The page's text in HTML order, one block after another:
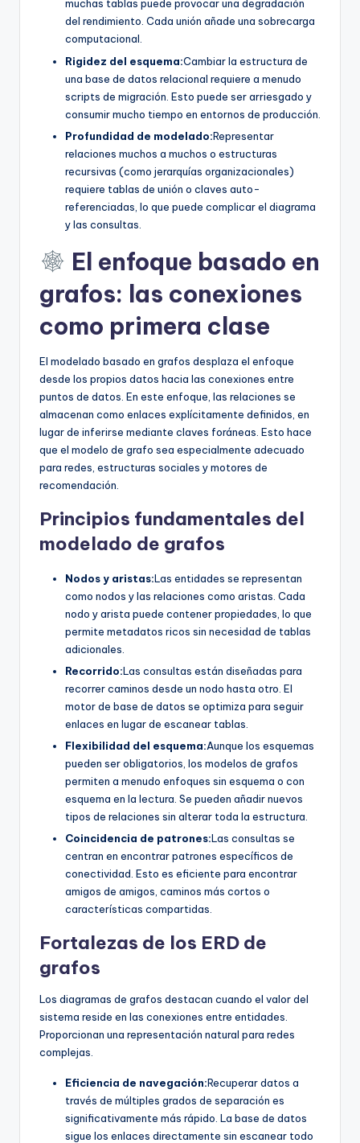
muchas tablas puede provocar una degradación
del rendimiento. Cada unión añade una sobrecarga
computacional.
Rigidez del esquema:Cambiar la estructura de
una base de datos relacional requiere a menudo
scripts de migración. Esto puede ser arriesgado y
consumir mucho tiempo en entornos de producción.
Profundidad de modelado:Representar
relaciones muchos a muchos o estructuras
recursivas (como jerarquías organizacionales)
requiere tablas de unión o claves auto-
referenciadas, lo que puede complicar el diagrama
y las consultas.
El enfoque basado en
grafos: las conexiones
como primera clase
El modelado basado en grafos desplaza el enfoque
desde los propios datos hacia las conexiones entre
puntos de datos. En este enfoque, las relaciones se
almacenan como enlaces explícitamente definidos, en
lugar de inferirse mediante claves foráneas. Esto hace
que el modelo de grafo sea especialmente adecuado
para redes, estructuras sociales y motores de
recomendación.
Principios fundamentales del
modelado de grafos
Nodos y aristas:Las entidades se representan
como nodos y las relaciones como aristas. Cada
nodo y arista puede contener propiedades, lo que
permite metadatos ricos sin necesidad de tablas
adicionales.
Recorrido:Las consultas están diseñadas para
recorrer caminos desde un nodo hasta otro. El
motor de base de datos se optimiza para seguir
enlaces en lugar de escanear tablas.
Flexibilidad del esquema:Aunque los esquemas
pueden ser obligatorios, los modelos de grafos
permiten a menudo enfoques sin esquema o con
esquema en la lectura. Se pueden añadir nuevos
tipos de relaciones sin alterar toda la estructura.
Coincidencia de patrones:Las consultas se
centran en encontrar patrones específicos de
conectividad. Esto es eficiente para encontrar
amigos de amigos, caminos más cortos o
características compartidas.
Fortalezas de los ERD de
grafos
Los diagramas de grafos destacan cuando el valor del
sistema reside en las conexiones entre entidades.
Proporcionan una representación natural para redes
complejas.
Eficiencia de navegación:Recuperar datos a
través de múltiples grados de separación es
significativamente más rápido. La base de datos
sigue los enlaces directamente sin escanear todo